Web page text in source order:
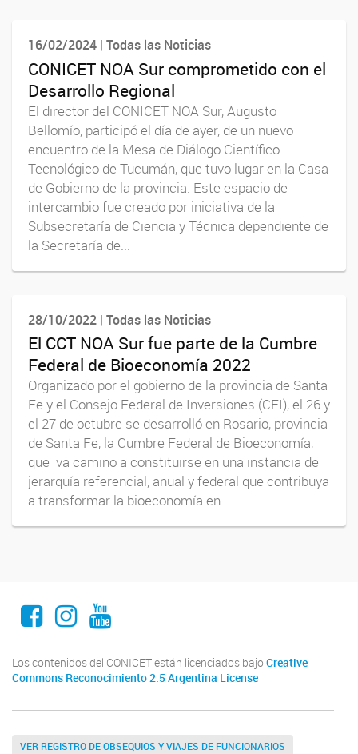
16/02/2024 | Todas las Noticias
CONICET NOA Sur comprometido con el
Desarrollo Regional
El director del CONICET NOA Sur, Augusto
Bellomío, participó el día de ayer, de un nuevo
encuentro de la Mesa de Diálogo Científico
Tecnológico de Tucumán, que tuvo lugar en la Casa
de Gobierno de la provincia. Este espacio de
intercambio fue creado por iniciativa de la
Subsecretaría de Ciencia y Técnica dependiente de
la Secretaría de...
28/10/2022 | Todas las Noticias
El CCT NOA Sur fue parte de la Cumbre
Federal de Bioeconomía 2022
Organizado por el gobierno de la provincia de Santa
Fe y el Consejo Federal de Inversiones (CFI), el 26 y
el 27 de octubre se desarrolló en Rosario, provincia
de Santa Fe, la Cumbre Federal de Bioeconomía,
que va camino a constituirse en una instancia de
jerarquía referencial, anual y federal que contribuya
a transformar la bioeconomía en...
Facebook
Instagram
Youtube
Los contenidos del CONICET están licenciados bajo Creative
Commons Reconocimiento 2.5 Argentina License
VER REGISTRO DE OBSEQUIOS Y VIAJES DE FUNCIONARIOS